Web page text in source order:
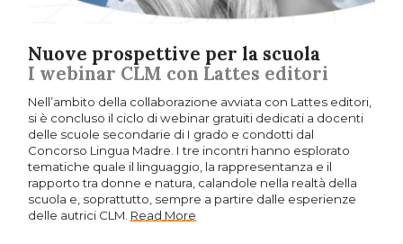
Nuove prospettive per la scuola
I webinar CLM con Lattes editori
Nell’ambito della collaborazione avviata con Lattes editori,
si è concluso il ciclo di webinar gratuiti dedicati a docenti
delle scuole secondarie di I grado e condotti dal
Concorso Lingua Madre. I tre incontri hanno esplorato
tematiche quale il linguaggio, la rappresentanza e il
rapporto tra donne e natura, calandole nella realtà della
scuola e, soprattutto, sempre a partire dalle esperienze
delle autrici CLM. Read More